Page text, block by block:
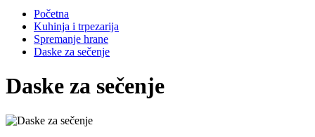
Početna
Kuhinja i trpezarija
Spremanje hrane
Daske za sečenje
Daske za sečenje